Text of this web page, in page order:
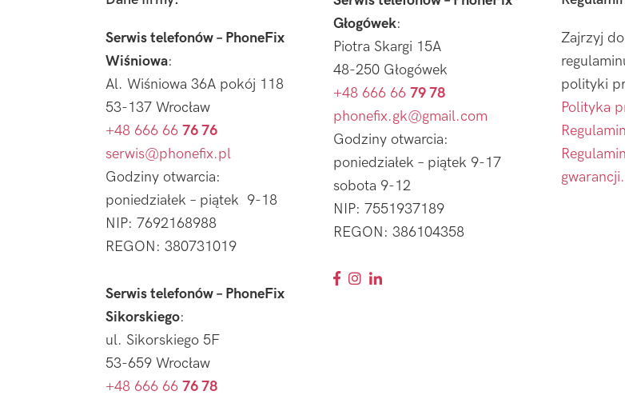
Serwis telefonów – PhoneFix
Wiśniowa:
Al. Wiśniowa 36A pokój 118
53-137 Wrocław
+48 666 66 76 76
serwis@phonefix.pl
Godziny otwarcia:
poniedziałek – piątek 9-18
NIP: 7692168988
REGON: 380731019
Serwis telefonów – PhoneFix
Sikorskiego:
ul. Sikorskiego 5F
53-659 Wrocław
+48 666 66 76 78
Głogówek:
Piotra Skargi 15A
48-250 Głogówek
+48 666 66 79 78
phonefix.gk@gmail.com
Godziny otwarcia:
poniedziałek – piątek 9-17
sobota 9-12
NIP: 7551937189
REGON: 386104358
Zajrzyj
polityki
Polityka
gwarancji.